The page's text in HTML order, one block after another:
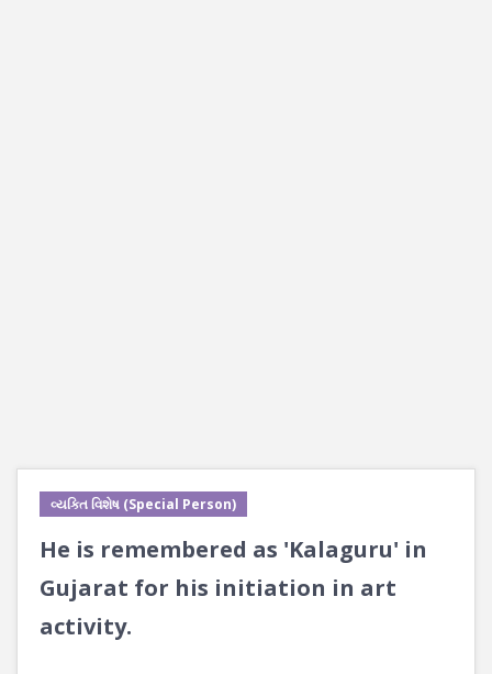
વ્યક્તિ વિશેષ (Special Person)
He is remembered as 'Kalaguru' in
Gujarat for his initiation in art
activity.